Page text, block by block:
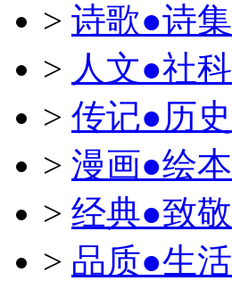
> 诗歌●诗集
> 人文●社科
> 传记●历史
> 漫画●绘本
> 经典●致敬
> 品质●生活